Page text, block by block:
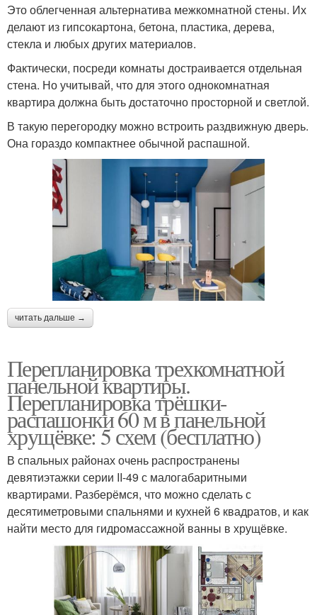
Это облегченная альтернатива межкомнатной стены. Их
делают из гипсокартона, бетона, пластика, дерева,
стекла и любых других материалов.
Фактически, посреди комнаты достраивается отдельная
стена. Но учитывай, что для этого однокомнатная
квартира должна быть достаточно просторной и светлой.
В такую перегородку можно встроить раздвижную дверь.
Она гораздо компактнее обычной распашной.
читать дальше →
Перепланировка трехкомнатной
панельной квартиры.
Перепланировка трёшки-
распашонки 60 м в панельной
хрущёвке: 5 схем (бесплатно)
В спальных районах очень распространены
девятиэтажки серии II-49 с малогабаритными
квартирами. Разберёмся, что можно сделать с
десятиметровыми спальнями и кухней 6 квадратов, и как
найти место для гидромассажной ванны в хрущёвке.